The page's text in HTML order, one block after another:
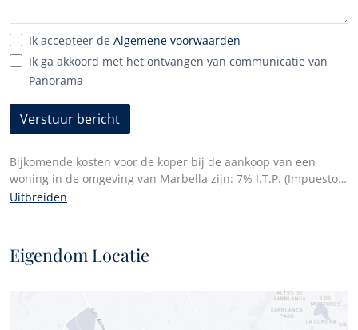
Ik accepteer de Algemene voorwaarden
Ik ga akkoord met het ontvangen van communicatie van
Panorama
Verstuur bericht
Bijkomende kosten voor de koper bij de aankoop van een
woning in de omgeving van Marbella zijn: 7% I.T.P. (Impuesto
de Transmisiones Patrimoniales) voor alle doorverkochte
betaalt de koper de notariskosten en de kosten voor het
registreren van de akten in het kadaster. In overeenstemming
oktober, is een kopie van het informatieblad voor dit
onroerend goed beschikbaar op ons hoofdkantoor in Edif.
Uitbreiden
Eigendom Locatie